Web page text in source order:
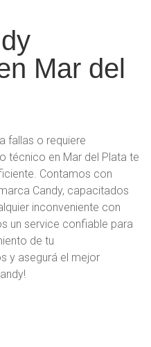
Mar del
fallas o requiere
técnico en Mar del Plata te
Contamos con
Candy, capacitados
inconveniente con
un service confiable para
de tu
y asegurá el mejor